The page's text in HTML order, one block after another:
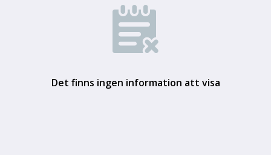
Det finns ingen information att visa